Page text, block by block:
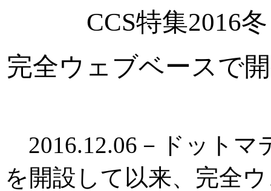
CCS特集2016
完全ウェブベースで
2016.12.06－ドットマ
を開設して以来、完全